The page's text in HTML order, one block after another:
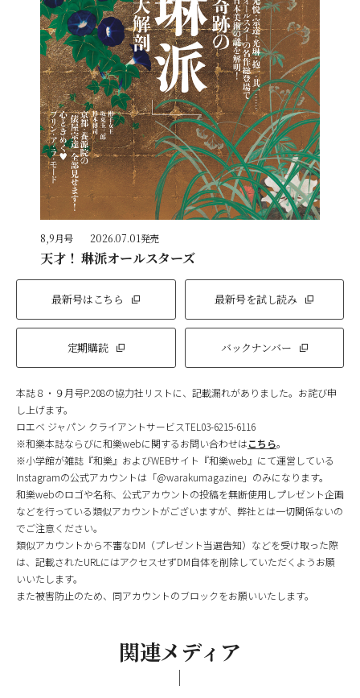
8,9月号 2026.07.01発売
天才！ 琳派オールスターズ
最新号はこちら 最新号を試し読み
定期購読 バックナンバー
本誌８・９月号P.208の協力社リストに、記載漏れがありました。お詫び申
し上げます。
ロエベ ジャパン クライアントサービスTEL03-6215-6116
※和樂本誌ならびに和樂webに関するお問い合わせはこちら。
※小学館が雑誌『和樂』およびWEBサイト『和樂web』にて運営している
Instagramの公式アカウントは「@warakumagazine」のみになります。
和樂webのロゴや名称、公式アカウントの投稿を無断使用しプレゼント企画
などを行っている類似アカウントがございますが、弊社とは一切関係ないの
でご注意ください。
類似アカウントから不審なDM（プレゼント当選告知）などを受け取った際
は、記載されたURLにはアクセスせずDM自体を削除していただくようお願
いいたします。
また被害防止のため、同アカウントのブロックをお願いいたします。
関連メディア